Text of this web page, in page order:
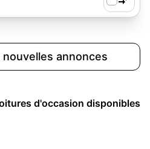
nouvelles annonces
d'occasion disponibles